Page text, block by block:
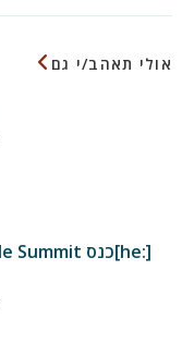
new
new
אולי תאהב/י גם